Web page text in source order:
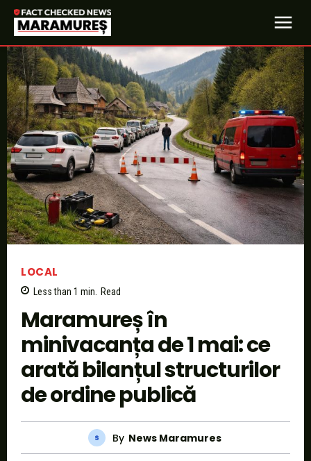
LOCAL
Less than 1 min. Read
Maramureș în
minivacanța de 1 mai: ce
arată bilanțul structurilor
de ordine publică
By News Maramures